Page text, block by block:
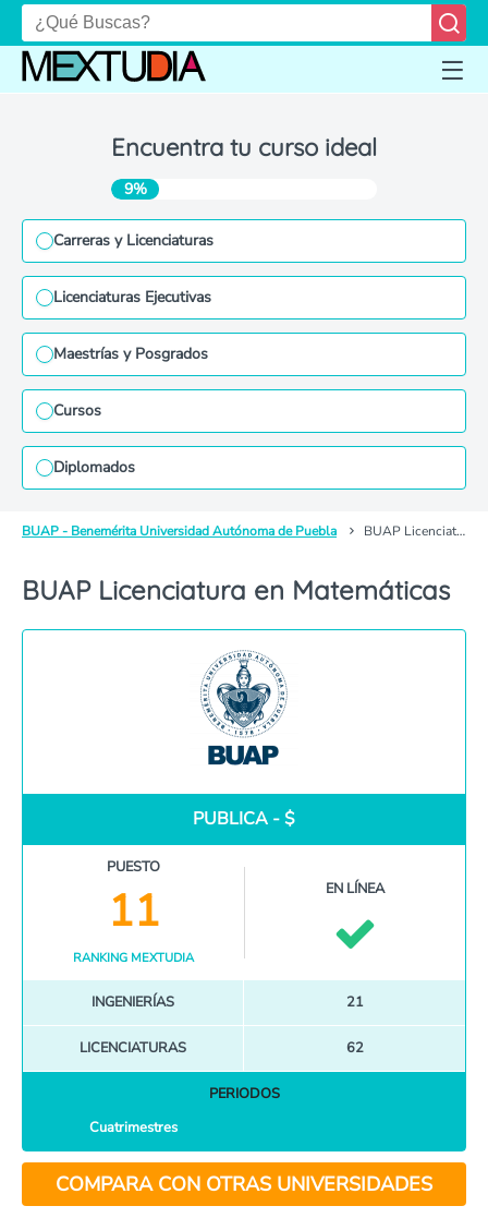
Encuentra tu curso ideal
9%
Carreras y Licenciaturas
Licenciaturas Ejecutivas
Maestrías y Posgrados
Cursos
Diplomados
BUAP - Benemérita Universidad Autónoma de Puebla BUAP Licenciatura en Matemáticas
BUAP Licenciatura en Matemáticas
PUBLICA - $
PUESTO
11
RANKING MEXTUDIA
EN LÍNEA
INGENIERÍAS 21
LICENCIATURAS 62
PERIODOS
Cuatrimestres
COMPARA CON OTRAS UNIVERSIDADES